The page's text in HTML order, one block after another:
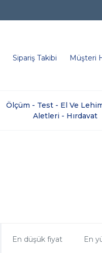
Sipariş Takibi Müşteri
Ölçüm - Test - El Ve
Aletleri - Hırdavat
En düşük fiyat En